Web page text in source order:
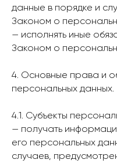
данные в порядке и
Законом о
— исполнять иные
Законом о
4. Основные права и
персональных данных.
4.1. Субъекты
— получать
его персональных
случаев,